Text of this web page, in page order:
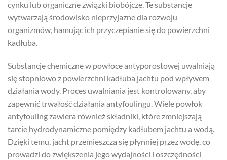
cynku lub organiczne związki biobójcze. Te substancje
wytwarzają środowisko nieprzyjazne dla rozwoju
organizmów, hamując ich przyczepianie się do powierzchni
kadłuba.
Substancje chemiczne w powłoce antyporostowej uwalniają
się stopniowo z powierzchni kadłuba jachtu pod wpływem
działania wody. Proces uwalniania jest kontrolowany, aby
zapewnić trwałość działania antyfoulingu. Wiele powłok
antyfouling zawiera również składniki, które zmniejszają
tarcie hydrodynamiczne pomiędzy kadłubem jachtu a wodą.
Dzięki temu, jacht przemieszcza się płynniej przez wodę, co
prowadzi do zwiększenia jego wydajności i oszczędności